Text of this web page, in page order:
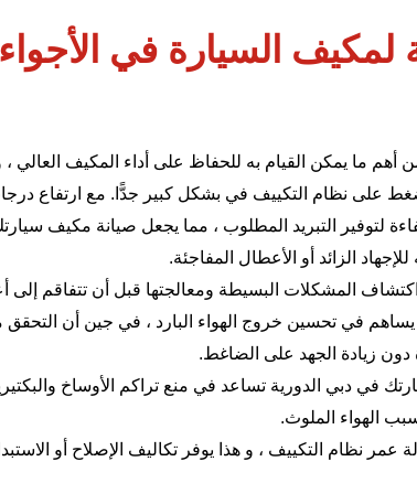
لمكيف السيارة في الأجواء
أهم ما يمكن القيام به للحفاظ على أداء المكيف العالي
على نظام التكييف في بشكل كبير جدًّا. مع ارتفاع
لتوفير التبريد المطلوب ، مما يجعل صيانة مكيف
الزائد أو الأعطال المفاجئة.
المشكلات البسيطة ومعالجتها قبل أن تتفاقم إلى
في تحسين خروج الهواء البارد ، في جين أن
دون زيادة الجهد على الضاغط.
في دبي الدورية تساعد في منع تراكم الأوساخ
الهواء الملوث.
عمر نظام التكييف ، و هذا يوفر تكاليف الإصلاح أو